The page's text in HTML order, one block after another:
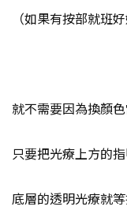
（如果有按部就班
就不需要因為換顏
只要把光療上方的
底層的透明光療就